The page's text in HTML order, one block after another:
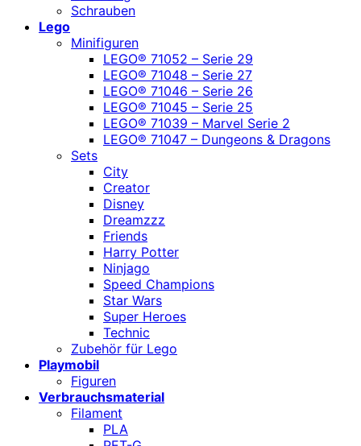
Schrauben
Lego
Minifiguren
LEGO® 71052 – Serie 29
LEGO® 71048 – Serie 27
LEGO® 71046 – Serie 26
LEGO® 71045 – Serie 25
LEGO® 71039 – Marvel Serie 2
LEGO® 71047 – Dungeons & Dragons
Sets
City
Creator
Disney
Dreamzzz
Friends
Harry Potter
Ninjago
Speed Champions
Star Wars
Super Heroes
Technic
Zubehör für Lego
Playmobil
Figuren
Verbrauchsmaterial
Filament
PLA